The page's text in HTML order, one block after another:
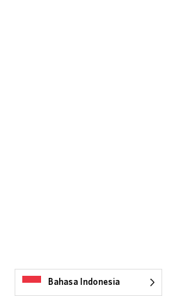
Bahasa Indonesia